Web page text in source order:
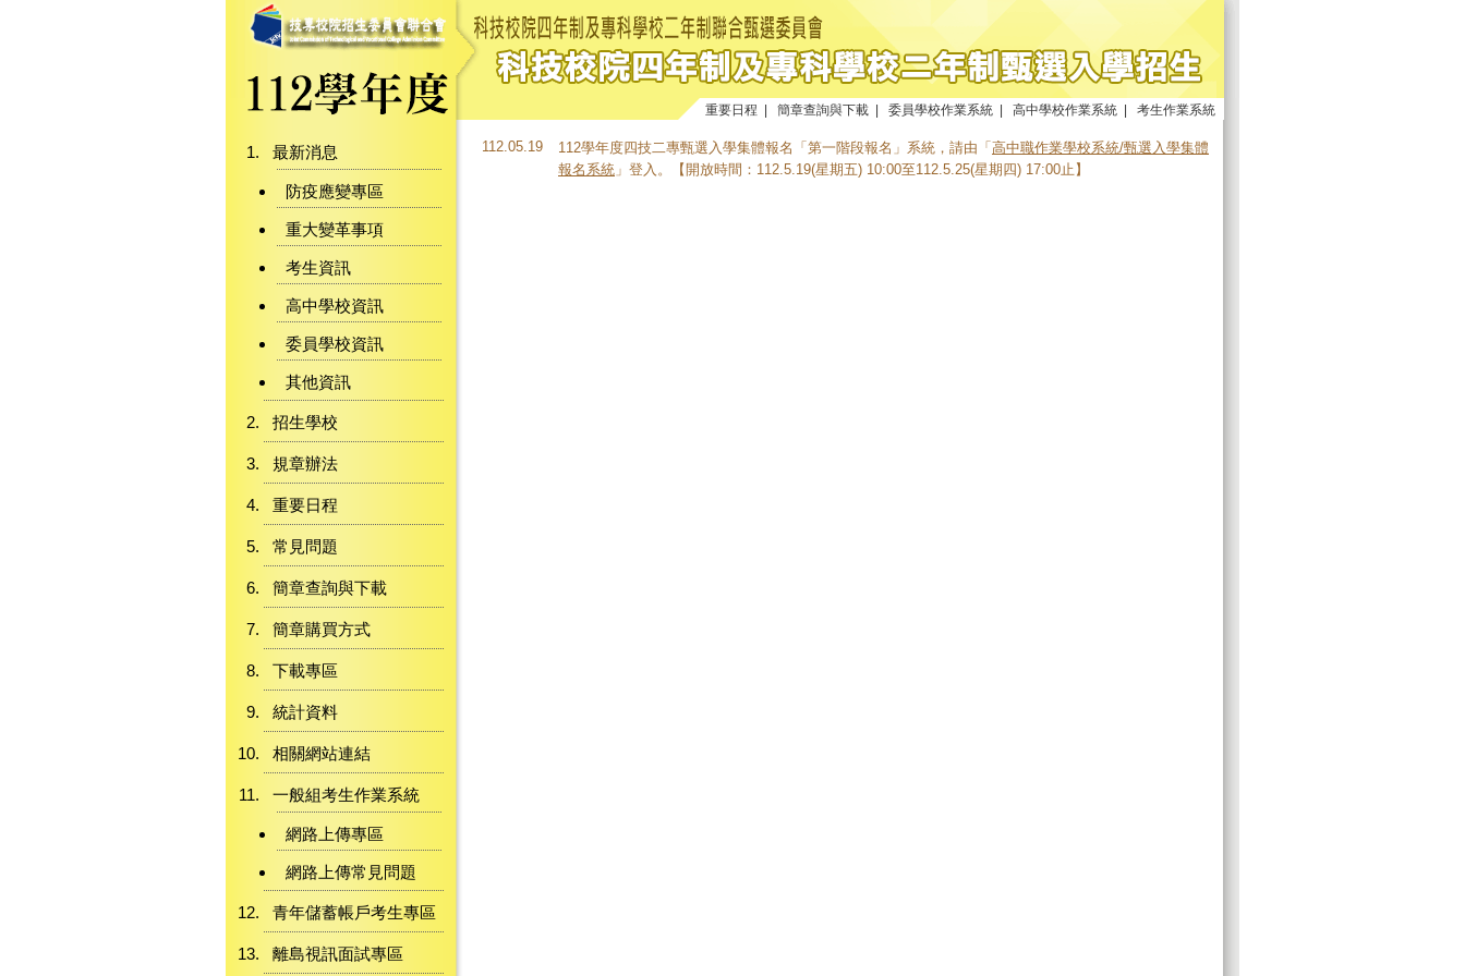
重要日程 簡章查詢與下載 委員學校作業系統 高中學校作業系統 考生作業系統
最新消息
防疫應變專區
重大變革事項
考生資訊
高中學校資訊
委員學校資訊
其他資訊
招生學校
規章辦法
重要日程
常見問題
簡章查詢與下載
簡章購買方式
下載專區
統計資料
相關網站連結
一般組考生作業系統
網路上傳專區
網路上傳常見問題
青年儲蓄帳戶考生專區
離島視訊面試專區
112.05.19 112學年度四技二專甄選入學集體報名「第一階段報名」系統，請由「 高中職作業學校系統/甄選入學集體
報名系統 」登入。【開放時間：112.5.19(星期五) 10:00至112.5.25(星期四) 17:00止】